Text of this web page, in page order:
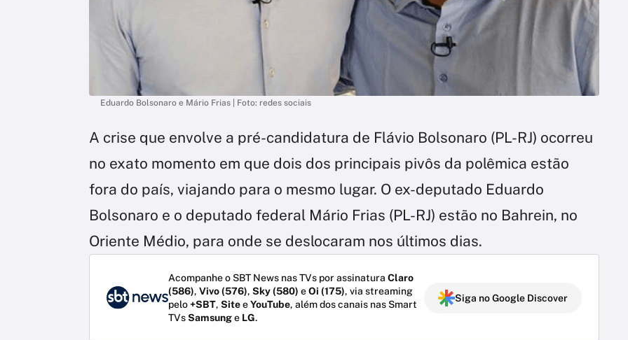
Eduardo Bolsonaro e Mário Frias | Foto: redes sociais
A crise que envolve a pré-candidatura de Flávio Bolsonaro (PL-RJ) ocorreu
no exato momento em que dois dos principais pivôs da polêmica estão
fora do país, viajando para o mesmo lugar. O ex-deputado Eduardo
Bolsonaro e o deputado federal Mário Frias (PL-RJ) estão no Bahrein, no
Oriente Médio, para onde se deslocaram nos últimos dias.
Acompanhe o SBT News nas TVs por assinatura Claro
(586), Vivo (576), Sky (580) eOi (175), via streaming
pelo+SBT, SiteeYouTube, além dos canais nas Smart
TVsSamsunge LG.
Siga no Google Discover